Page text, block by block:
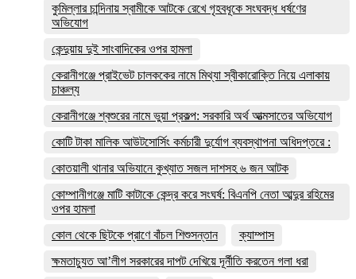
কুমিল্লার চান্দিনায় স্বামীকে আটকে রেখে গৃহবধূকে সংঘবদ্ধ ধর্ষণের
অভিযোগ
কেন্দুয়ায় দুই সাংবাদিকের ওপর হামলা
কেরানীগঞ্জে প্রাইভেট চালককের নামে মিথ্যা স্বীকারোক্তি নিয়ে এলাকায়
চাঞ্চল্য
কেরানীগঞ্জে শ্বশুরের নামে ভুয়া প্রকল্প: সরকারি অর্থ আত্মসাতের অভিযোগ
কোটি টাকা মালিক আউটসোর্সিং কর্মচারী দুর্যোগ ব্যবস্থাপনা অধিদপ্তরে :
কোতয়ালী থানার অভিযানে কুখ্যাত সজল দাশসহ ৬ জন আটক
কোম্পানীগঞ্জে মাটি কাটাকে কেন্দ্র করে সংঘর্ষ: বিএনপি নেতা আব্দুর রহিমের
ওপর হামলা
কোল থেকে ছিটকে প্রাণে বাঁচল শিশুসন্তান
ক্যাম্পাস
ক্ষমতাচ্যুত আ’লীগ সরকারের দাপট দেখিয়ে দূর্নীতি করতেন গলা ধরা